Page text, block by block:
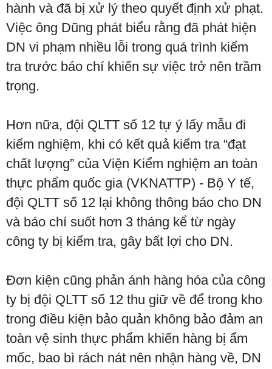
hành và đã bị xử lý theo quyết định xử phạt.
Việc ông Dũng phát biểu rằng đã phát hiện
DN vi phạm nhiều lỗi trong quá trình kiểm
tra trước báo chí khiến sự việc trở nên trầm
trọng.
Hơn nữa, đội QLTT số 12 tự ý lấy mẫu đi
kiểm nghiệm, khi có kết quả kiểm tra “đạt
chất lượng” của Viện Kiểm nghiệm an toàn
thực phẩm quốc gia (VKNATTP) - Bộ Y tế,
đội QLTT số 12 lại không thông báo cho DN
và báo chí suốt hơn 3 tháng kể từ ngày
công ty bị kiểm tra, gây bất lợi cho DN.
Đơn kiện cũng phản ánh hàng hóa của công
ty bị đội QLTT số 12 thu giữ về để trong kho
trong điều kiện bảo quản không bảo đảm an
toàn vệ sinh thực phẩm khiến hàng bị ẩm
mốc, bao bì rách nát nên nhận hàng về, DN